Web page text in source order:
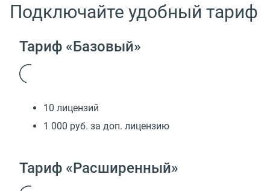
Подключайте удобный тариф
Тариф «Базовый»
10 лицензий
1 000 руб. за доп. лицензию
Тариф «Расширенный»